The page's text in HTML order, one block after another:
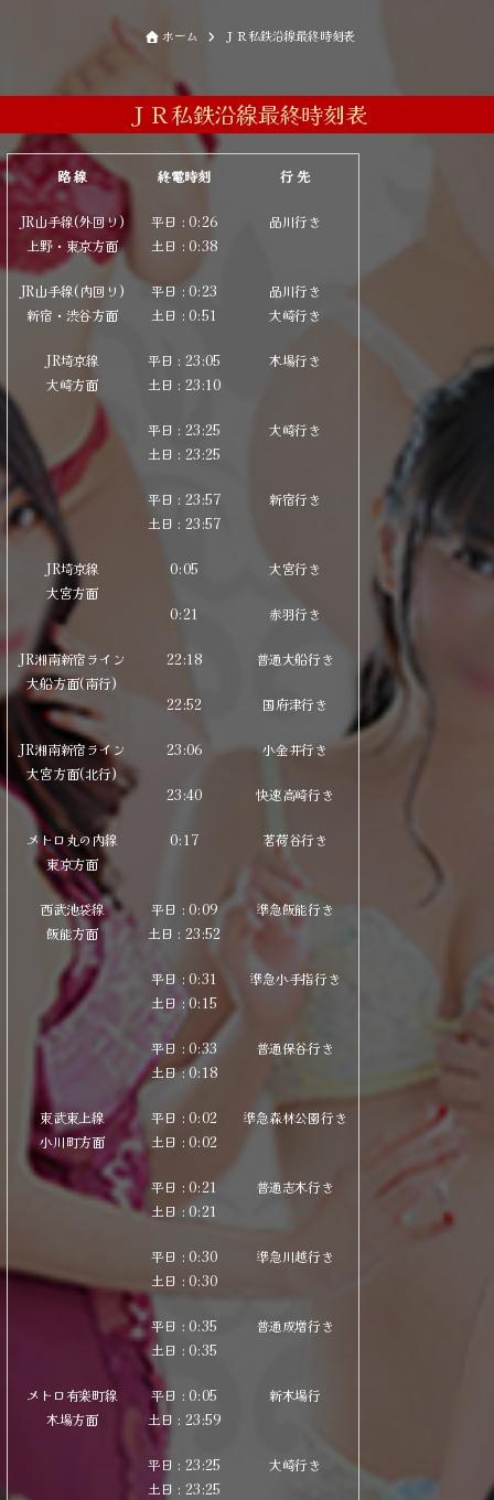
ホーム ＪＲ私鉄沿線最終時刻表
ＪＲ私鉄沿線最終時刻表
路 線 終電時刻 行 先
JR山手線(外回り)
上野・東京方面
平日 : 0:26
土日 : 0:38
品川行き
JR山手線(内回り)
新宿・渋谷方面
平日 : 0:23
土日 : 0:51
品川行き
大崎行き
JR埼京線
大崎方面
平日 : 23:05
土日 : 23:10
木場行き
平日 : 23:25
土日 : 23:25
大崎行き
平日 : 23:57
土日 : 23:57
新宿行き
JR埼京線
大宮方面
0:05 大宮行き
0:21 赤羽行き
JR湘南新宿ライン
大船方面(南行)
22:18 普通大船行き
22:52 国府津行き
JR湘南新宿ライン
大宮方面(北行)
23:06 小金井行き
23:40 快速高崎行き
メトロ丸の内線
東京方面
0:17 茗荷谷行き
西武池袋線
飯能方面
平日 : 0:09
土日 : 23:52
準急飯能行き
平日 : 0:31
土日 : 0:15
準急小手指行き
平日 : 0:33
土日: 0:18
普通保谷行き
東武東上線
小川町方面
平日 : 0:02
土日 : 0:02
準急森林公園行き
平日 : 0:21
土日 : 0:21
普通志木行き
平日 : 0:30
土日 : 0:30
準急川越行き
平日 : 0:35
土日 : 0:35
普通成増行き
メトロ有楽町線
木場方面
平日 : 0:05
土日 : 23:59
新木場行
平日 : 23:25
土日 : 23:25
大崎行き